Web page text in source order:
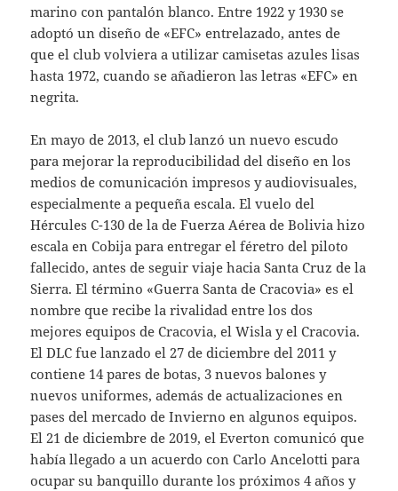
marino con pantalón blanco. Entre 1922 y 1930 se
adoptó un diseño de «EFC» entrelazado, antes de
que el club volviera a utilizar camisetas azules lisas
hasta 1972, cuando se añadieron las letras «EFC» en
negrita.
En mayo de 2013, el club lanzó un nuevo escudo
para mejorar la reproducibilidad del diseño en los
medios de comunicación impresos y audiovisuales,
especialmente a pequeña escala. El vuelo del
Hércules C-130 de la de Fuerza Aérea de Bolivia hizo
escala en Cobija para entregar el féretro del piloto
fallecido, antes de seguir viaje hacia Santa Cruz de la
Sierra. El término «Guerra Santa de Cracovia» es el
nombre que recibe la rivalidad entre los dos
mejores equipos de Cracovia, el Wisla y el Cracovia.
El DLC fue lanzado el 27 de diciembre del 2011 y
contiene 14 pares de botas, 3 nuevos balones y
nuevos uniformes, además de actualizaciones en
pases del mercado de Invierno en algunos equipos.
El 21 de diciembre de 2019, el Everton comunicó que
había llegado a un acuerdo con Carlo Ancelotti para
ocupar su banquillo durante los próximos 4 años y